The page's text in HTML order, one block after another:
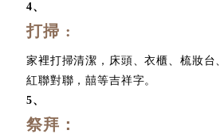
4、
打掃 :
家裡打掃清潔，床頭、衣櫃、梳妝台
紅聯對聯，囍等吉祥字。
5、
祭拜：